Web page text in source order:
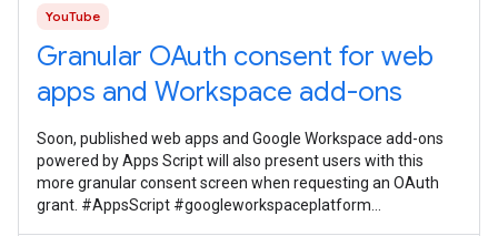
YouTube
Granular OAuth consent for web
apps and Workspace add-ons
Soon, published web apps and Google Workspace add-ons
powered by Apps Script will also present users with this
more granular consent screen when requesting an OAuth
grant. #AppsScript #googleworkspaceplatform